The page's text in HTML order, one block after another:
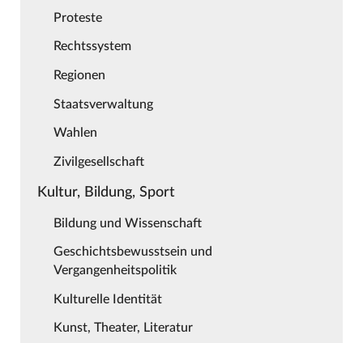
Proteste
Rechtssystem
Regionen
Staatsverwaltung
Wahlen
Zivilgesellschaft
Kultur, Bildung, Sport
Bildung und Wissenschaft
Geschichtsbewusstsein und
Vergangenheitspolitik
Kulturelle Identität
Kunst, Theater, Literatur